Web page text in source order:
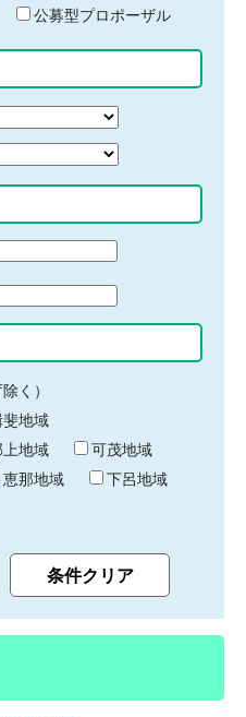
公募型プロポーザル
く）
斐地域
上地域
可茂地域
恵那地域
下呂地域